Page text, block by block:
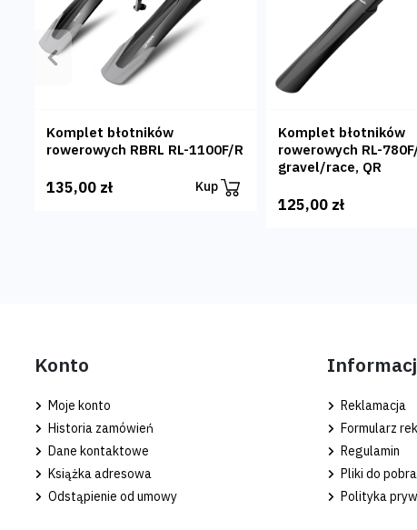
Poprzedni
Komplet błotników
rowerowych RBRL RL-1100F/R
135,00 zł Kup
Komplet błotników
rowerowych RL-
gravel/race, QR
125,00 zł
Konto
Moje konto
Historia zamówień
Dane kontaktowe
Książka adresowa
Odstąpienie od umowy
Reklamacja
Formularz
Regulamin
Pliki do
Polityka